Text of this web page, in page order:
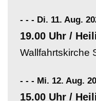
- - - Di. 11. Aug.
19.00 Uhr /
Wallfahrtskirche
- - - Mi. 12. Aug.
15.00 Uhr /